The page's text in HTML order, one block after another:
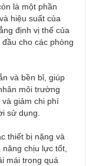
là một phần
hiệu suất của
định vị thế của
cho các phòng
và bền bỉ, giúp
môi trường
giảm chi phí
sử dụng.
thiết bị nặng và
chịu lực tốt,
mái trong quá